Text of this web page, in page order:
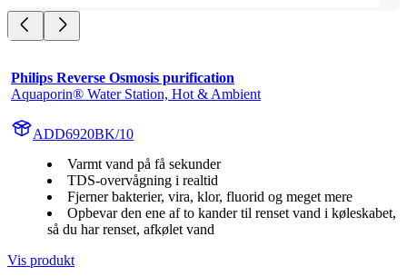
Philips Reverse Osmosis purification
Aquaporin® Water Station, Hot & Ambient
ADD6920BK/10
Varmt vand på få sekunder
TDS-overvågning i realtid
Fjerner bakterier, vira, klor, fluorid og meget mere
Opbevar den ene af to kander til renset vand i køleskabet,
så du har renset, afkølet vand
Vis produkt